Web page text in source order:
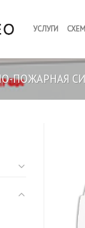
УСЛУГИ
ПОЖАРНАЯ